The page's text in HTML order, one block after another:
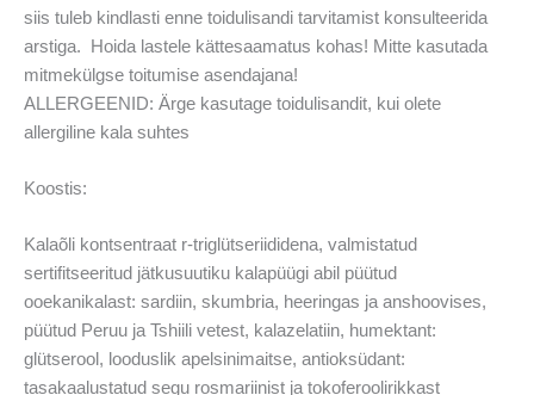
siis tuleb kindlasti enne toidulisandi tarvitamist konsulteerida
arstiga. Hoida lastele kättesaamatus kohas! Mitte kasutada
mitmekülgse toitumise asendajana!
ALLERGEENID: Ärge kasutage toidulisandit, kui olete
allergiline kala suhtes
Koostis:
Kalaõli kontsentraat r-triglütseriididena, valmistatud
sertifitseeritud jätkusuutiku kalapüügi abil püütud
ooekanikalast: sardiin, skumbria, heeringas ja anshoovises,
püütud Peruu ja Tshiili vetest, kalazelatiin, humektant:
glütserool, looduslik apelsinimaitse, antioksüdant:
tasakaalustatud segu rosmariinist ja tokoferoolirikkast